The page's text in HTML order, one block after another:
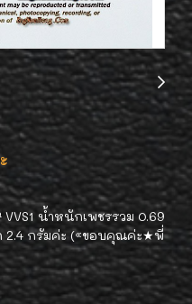
น้ำหนักเพชรรวม 0.69
2.4 กรัมค่ะ («ขอบคุณค่ะ★พี่